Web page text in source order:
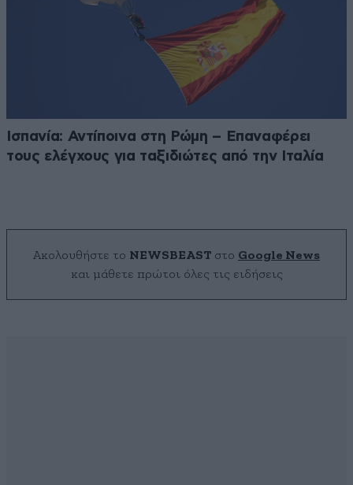
Ισπανία: Αντίποινα στη Ρώμη – Επαναφέρει
τους ελέγχους για ταξιδιώτες από την Ιταλία
Ακολουθήστε το NEWSBEAST στο Google News
και μάθετε πρώτοι όλες τις ειδήσεις